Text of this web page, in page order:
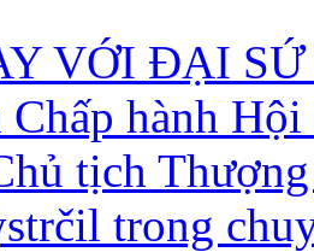
VỚI ĐẠI
Chấp hành
tịch
trong